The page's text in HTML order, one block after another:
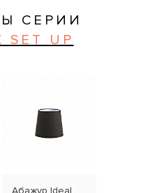
СЕРИИ
SET UP